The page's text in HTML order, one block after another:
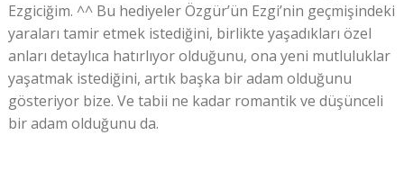
Ezgiciğim. ^^ Bu hediyeler Özgür’ün Ezgi’nin geçmişindeki
yaraları tamir etmek istediğini, birlikte yaşadıkları özel
anları detaylıca hatırlıyor olduğunu, ona yeni mutluluklar
yaşatmak istediğini, artık başka bir adam olduğunu
gösteriyor bize. Ve tabii ne kadar romantik ve düşünceli
bir adam olduğunu da.